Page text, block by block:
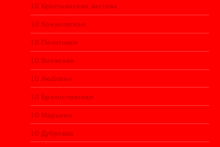
10 Крестьянская застава
10 Кожуховская
10 Печатники
10 Волжская
10 Люблино
10 Братиславская
10 Марьино
10 Дубровка